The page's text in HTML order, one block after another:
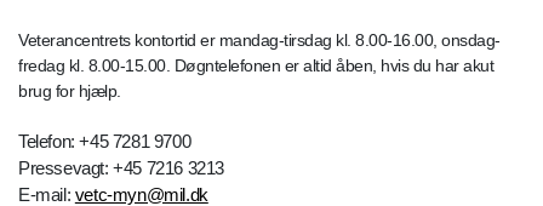
Veterancentrets kontortid er mandag-tirsdag kl. 8.00-16.00, onsdag-
fredag kl. 8.00-15.00. Døgntelefonen er altid åben, hvis du har akut
brug for hjælp.
Telefon: +45 7281 9700
Pressevagt: +45 7216 3213
E-mail: vetc-myn@mil.dk